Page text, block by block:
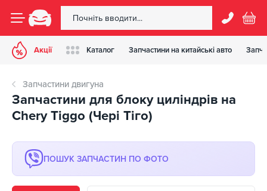
Акції Каталог Запчастини на китайські авто
Запчастини двигуна
Запчастини для блоку циліндрів на
Chery Tiggo (Чері Тіго)
ПОШУК ЗАПЧАСТИН ПО ФОТО